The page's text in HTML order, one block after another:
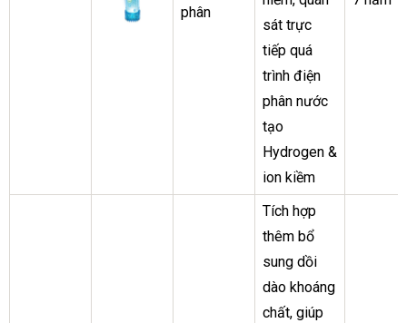
phân
sát trực
tiếp quá
trình điện
phân nước
tạo
Hydrogen &
ion kiềm
Tích hợp
thêm bổ
sung dồi
dào khoáng
chất, giúp